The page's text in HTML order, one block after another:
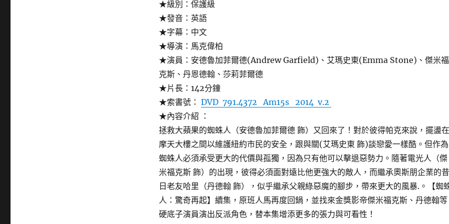
★級別：保護級
★發音：英語
★字幕：中文
★導演：馬克偉柏
★演員：安德魯加菲爾德(Andrew Garfield)、艾瑪史東(Emma Stone)、傑米福
克斯、丹恩德翰、莎莉菲爾德
★片長：142分鐘
★索書號： DVD 791.4372 Am15s 2014 v.2
★內容介紹 ：
拯救大蘋果的蜘蛛人（安德魯加菲爾德 飾）又回來了！對於彼得帕克來說，擺盪在
摩天大樓之間以維護紐約市民的安全，跟與關(艾瑪史東 飾)談戀愛一樣酷。但作為
蜘蛛人必須承受更大的代價與孤獨，因為只有他可以擊退惡勢力。隨著電光人（傑
米福克斯 飾）的出現，彼得必須面對遠比他更強大的敵人，而繼承奧斯朋企業的昔
日老友哈里（丹德翰 飾），似乎繼承父親綠惡魔的腳步，帶來更大的風暴.。【蜘
人：驚奇再起】續集，原班人馬再度回鍋，並找來金獎影帝傑米福克斯、丹德翰等
硬底子演員演出反派角色，替本集增添更多的張力與可看性！